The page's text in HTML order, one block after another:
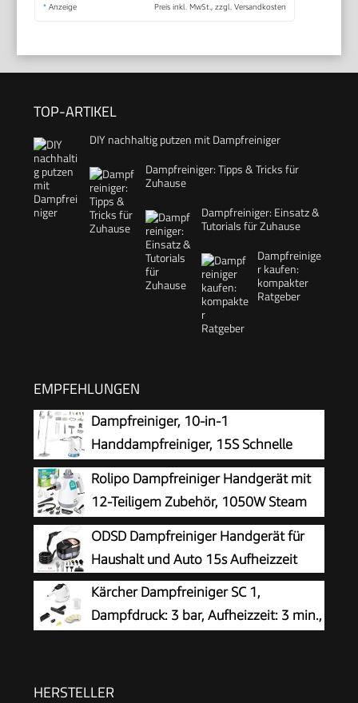
* Anzeige Preis inkl. MwSt., zzgl. Versandkosten
TOP-ARTIKEL
DIY nachhaltig putzen mit Dampfreiniger
Dampfreiniger: Tipps & Tricks für
Zuhause
Dampfreiniger: Einsatz &
Tutorials für Zuhause
Dampfreinige
r kaufen:
kompakter
Ratgeber
EMPFEHLUNGEN
Dampfreiniger, 10-in-1
Handdampfreiniger, 15S Schnelle
Aufheizung Dampfwischer, 450 ml
Druck-Mehrzweckdampfreiniger, 1500 W,
chemikalienfreier für den Heimgebrauch,
Reinigung von Böden, Fliesen, Fenst
Rolipo Dampfreiniger Handgerät mit
12-Teiligem Zubehör, 1050W Steam
Cleaner für Haushalt, Küche, Bad,
Fenster, Polster & Auto–100% Chemiefrei,
Hochdruck-Dampf gegen Schmutz Fett &
Bakterien
ODSD Dampfreiniger Handgerät für
Haushalt und Auto 15s Aufheizzeit
Kärcher Dampfreiniger SC 1,
Dampfdruck: 3 bar, Aufheizzeit: 3 min.,
Powerdüse, Mikrofaser-Überzug und Rundbürste
HERSTELLER